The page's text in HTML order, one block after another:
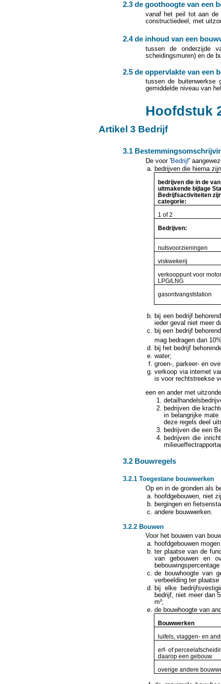
2.3 de goothoogte van een
vanaf het peil tot aan de
constructiedeel, met
2.4 de inhoud van een
tussen de onderzijde
scheidingsmuren) en de
2.5 de oppervlakte van een
tussen de buitenwerkse
gemiddelde niveau van
Hoofdstuk
Artikel 3 Bedrijf
3.1
De voor 'Bedrijf'
bedrijven die hierna
bedrijven die in de
uitmakende bijlage
Bedrijfsactiviteiten
categorie:
1 of 2
Bedrijven:
nutsvoorzieningen
viskwekerij
verkooppunt voor
LPG/LNG
gasontvangststation
bij een bedrijf
ieder geval niet meer
bij een bedrijf
mag bedragen dan
bij het bedrijf
water;
groen-, parkeer- en
verkoop via internet
is voor rechtstreekse
een en ander met
bedrijven die
in belangrijke
deze regels deel
bedrijven die een
bedrijven die
3.2 Bouwregels
3.2.1 Toegestane bouwwerken
Op en in de gronden als
hoofdgebouwen, niet
bergingen en
andere bouwwerken.
3.2.2 Bouwen
Voor het bouwen van
hoofdgebouwen
ter plaatse van de
van gebouwen en
de bouwhoogte van
verbeelding ter plaatse
bij elke
bedrijf, niet meer dan
m²;
de bouwhoogte van
Bouwwerken
luifels, vlaggen- en
erf- of
daarop een gebouw
overige andere